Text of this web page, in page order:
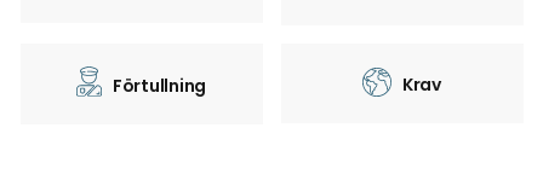
Förtullning Krav